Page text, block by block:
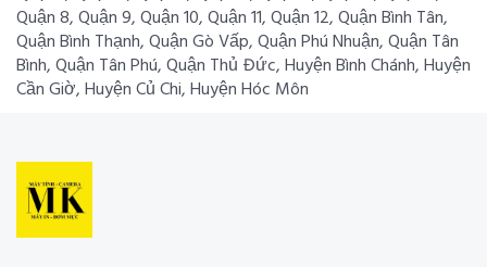
Quận 8, Quận 9, Quận 10, Quận 11, Quận 12, Quận Bình Tân,
Quận Bình Thạnh, Quận Gò Vấp, Quận Phú Nhuận, Quận Tân
Bình, Quận Tân Phú, Quận Thủ Đức, Huyện Bình Chánh, Huyện
Cần Giờ, Huyện Củ Chi, Huyện Hóc Môn